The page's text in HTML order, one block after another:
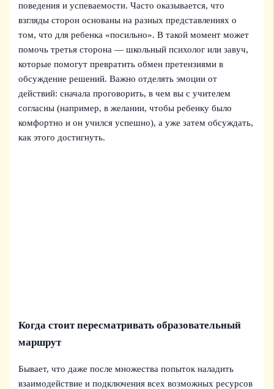
поведения и успеваемости. Часто оказывается, что
взгляды сторон основаны на разных представлениях о
том, что для ребенка «посильно». В такой момент может
помочь третья сторона — школьный психолог или завуч,
которые помогут превратить обмен претензиями в
обсуждение решений. Важно отделять эмоции от
действий: сначала проговорить, в чем вы с учителем
согласны (например, в желании, чтобы ребенку было
комфортно и он учился успешно), а уже затем обсуждать,
как этого достигнуть.
Когда стоит пересматривать образовательный
маршрут
Бывает, что даже после множества попыток наладить
взаимодействие и подключения всех возможных ресурсов